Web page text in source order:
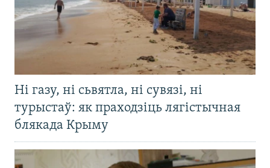
Ні газу, ні сьвятла, ні сувязі, ні
турыстаў: як праходзіць лягістычная
блякада Крыму